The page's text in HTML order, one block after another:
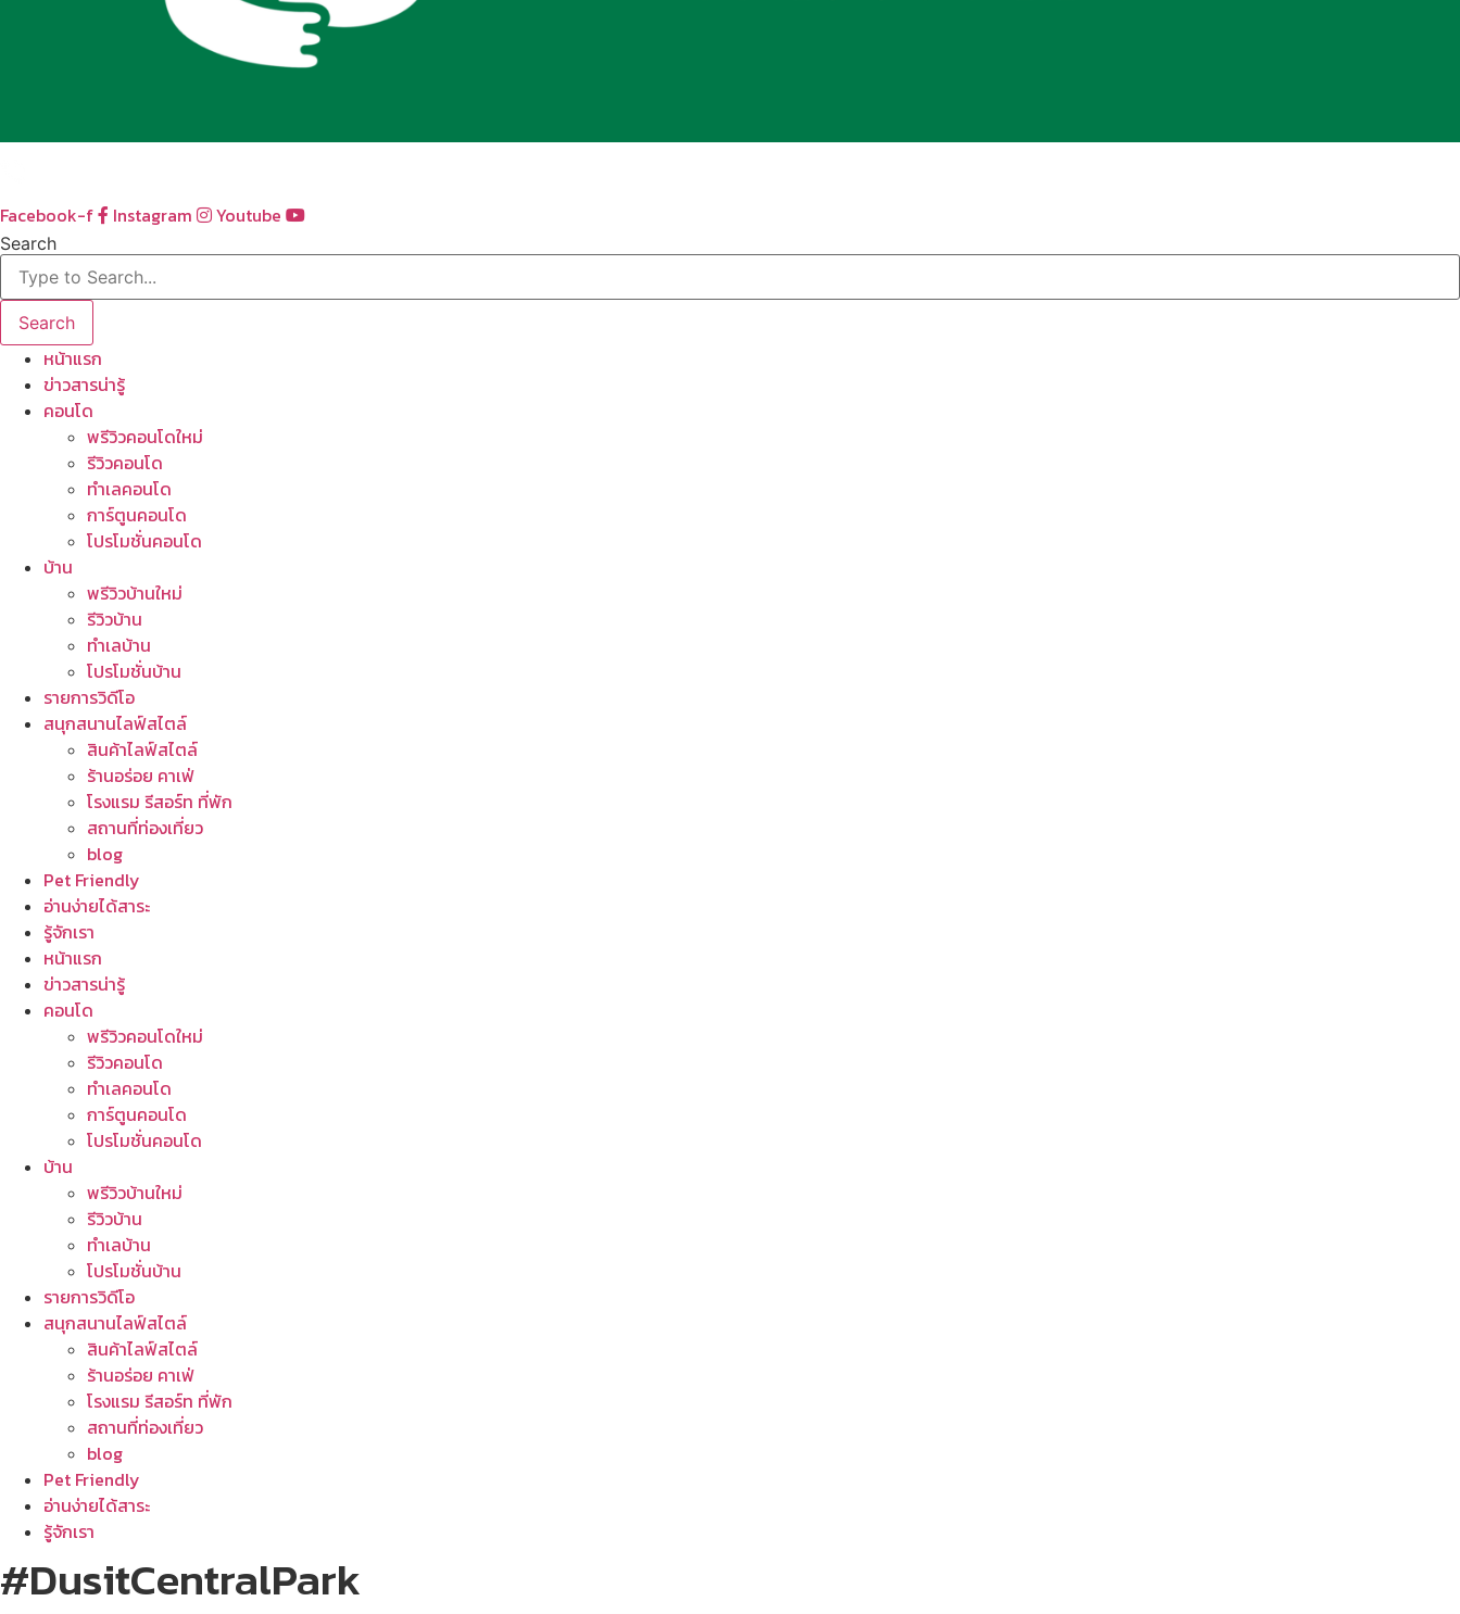
Facebook-f Instagram Youtube
Search
Search
หน้าแรก
ข่าวสารน่ารู้
คอนโด
พรีวิวคอนโดใหม่
รีวิวคอนโด
ทำเลคอนโด
การ์ตูนคอนโด
โปรโมชั่นคอนโด
บ้าน
พรีวิวบ้านใหม่
รีวิวบ้าน
ทำเลบ้าน
โปรโมชั่นบ้าน
รายการวิดีโอ
สนุกสนานไลฟ์สไตล์
สินค้าไลฟ์สไตล์
ร้านอร่อย คาเฟ่
โรงแรม รีสอร์ท ที่พัก
สถานที่ท่องเที่ยว
blog
Pet Friendly
อ่านง่ายได้สาระ
รู้จักเรา
หน้าแรก
ข่าวสารน่ารู้
คอนโด
พรีวิวคอนโดใหม่
รีวิวคอนโด
ทำเลคอนโด
การ์ตูนคอนโด
โปรโมชั่นคอนโด
บ้าน
พรีวิวบ้านใหม่
รีวิวบ้าน
ทำเลบ้าน
โปรโมชั่นบ้าน
รายการวิดีโอ
สนุกสนานไลฟ์สไตล์
สินค้าไลฟ์สไตล์
ร้านอร่อย คาเฟ่
โรงแรม รีสอร์ท ที่พัก
สถานที่ท่องเที่ยว
blog
Pet Friendly
อ่านง่ายได้สาระ
รู้จักเรา
#DusitCentralPark